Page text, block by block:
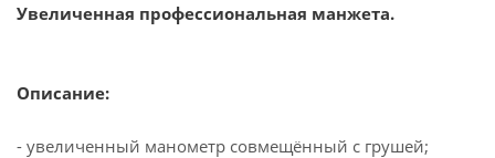
Увеличенная профессиональная манжета.
Описание:
- увеличенный манометр совмещённый с грушей;